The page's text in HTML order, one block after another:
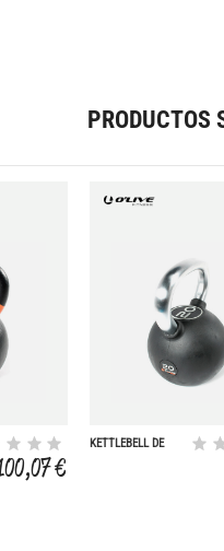
PRODUCTOS
€
KETTLEBELL DE